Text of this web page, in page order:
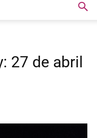
27 de abril